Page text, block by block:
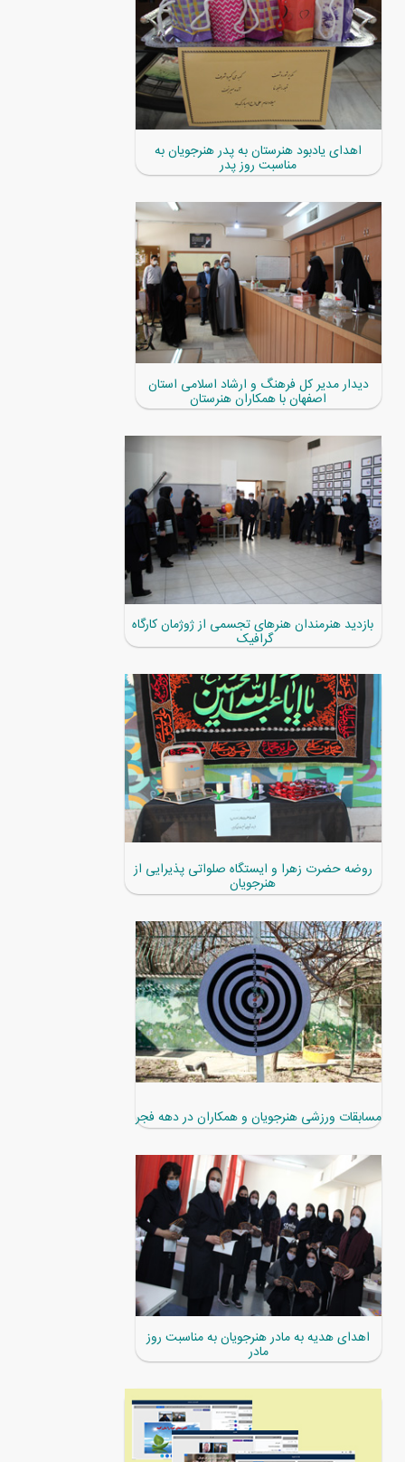
اهدای یادبود هنرستان به پدر هنرجویان به
مناسبت روز پدر
دیدار مدیر کل فرهنگ و ارشاد اسلامی استان
اصفهان با همکاران هنرستان
بازدید هنرمندان هنرهای تجسمی از ژوژمان کارگاه
گرافیک
روضه حضرت زهرا و ایستگاه صلواتی پذیرایی از
هنرجویان
مسابقات ورزشی هنرجویان و همکاران در دهه فجر
اهدای هدیه به مادر هنرجویان به مناسبت روز
مادر